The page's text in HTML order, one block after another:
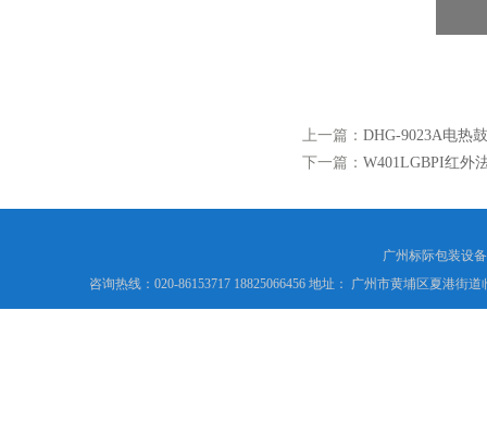
上一篇： DHG-9023A电热
下一篇： W401LGBPI红外
广州标际包装设
咨询热线：020-86153717 18825066456 地址： 广州市黄埔区夏港街